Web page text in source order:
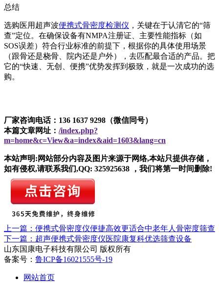
总结
选购医用超声波便携式骨密度检测仪 ，关键在于认清它的“筛
查”定位。在确保设备有NMPA注册证、主要性能指标（如
SOS误差）符合行业标准的前提下，根据你的具体使用场景
（跟骨还是桡骨、院内还是户外），去匹配最合适的产品。把
它的“快速、无创、便携”优势发挥到极致，就是一次成功的选
购。
厂家咨询电话：136 1637 9298（微信同号）
本篇文章网址： /index.php?
m=home&c=View&a=index&aid=1603&lang=cn
本站声明:网站部分内容及图片来源于网络,本站只提供存储，
如有侵权,请联系我们,QQ: 325925638 ，我们将第一时间删除!
上一篇：便携式骨密度仪便捷高效更适合中老年人骨密度筛查
下一篇：超声便携式骨密度仪医院康复科优选筛查设备
山东国康电子科技有限公司 版权所有
备案号： 鲁ICP备16021555号-19
网站首页